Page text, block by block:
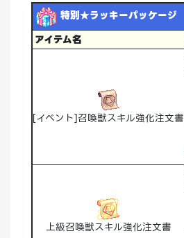
特別★ラッキーパッケージ
アイテム名
[イベント]召喚獣スキル強化注文書
上級召喚獣スキル強化注文書